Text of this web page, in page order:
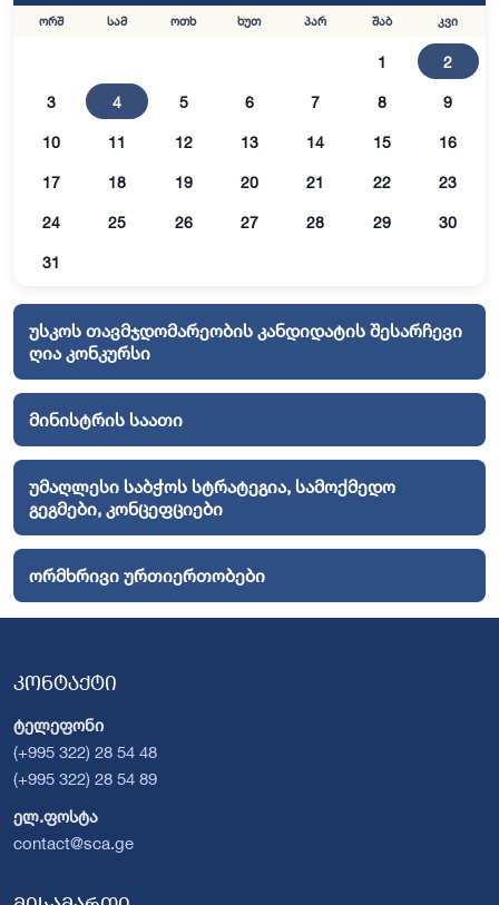
ორშ სამ ოთხ ხუთ პარ შაბ კვი
1 2
3 4 5 6 7 8 9
10 11 12 13 14 15 16
17 18 19 20 21 22 23
24 25 26 27 28 29 30
31
უსკოს თავმჯდომარეობის კანდიდატის შესარჩევი
ღია კონკურსი
მინისტრის საათი
უმაღლესი საბჭოს სტრატეგია, სამოქმედო
გეგმები, კონცეფციები
ორმხრივი ურთიერთობები
კონტაქტი
ტელეფონი
(+995 322) 28 54 48
(+995 322) 28 54 89
ელ.ფოსტა
contact@sca.ge